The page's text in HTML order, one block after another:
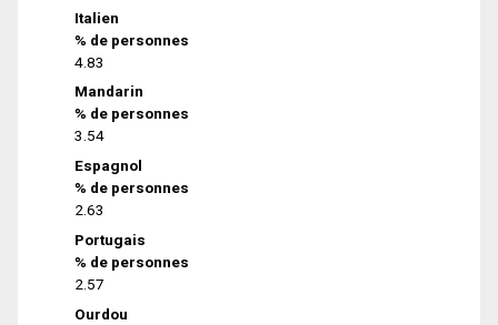
Italien
% de personnes
4.83
Mandarin
% de personnes
3.54
Espagnol
% de personnes
2.63
Portugais
% de personnes
2.57
Ourdou